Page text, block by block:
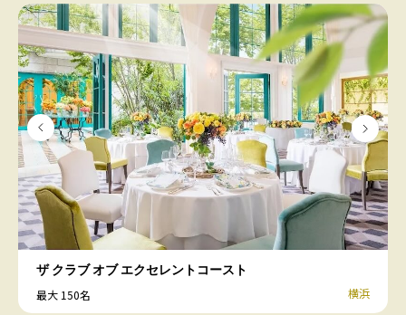
ザ クラブ オブ エクセレントコースト
最大 150名 横浜